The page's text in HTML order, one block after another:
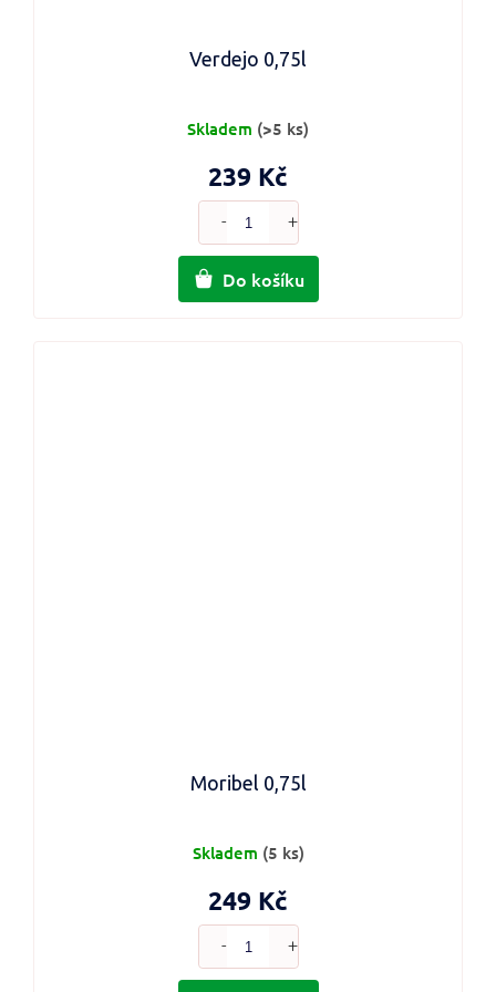
Verdejo 0,75l
239 Kč
Do košíku
Skladem (>5 ks)
Moribel 0,75l
249 Kč
Skladem (5 ks)